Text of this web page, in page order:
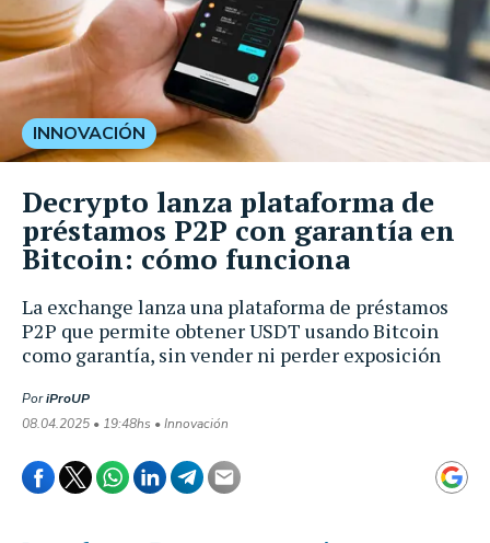
La exchange lanza una plataforma de préstamos
P2P que permite obtener USDT usando Bitcoin
como garantía, sin vender ni perder exposición
PoriProUP
08.04.2025 • 19:48hs • Innovación
INNOVACIÓN
Decrypto lanza plataforma de
préstamos P2P con garantía en
Bitcoin: cómo funciona